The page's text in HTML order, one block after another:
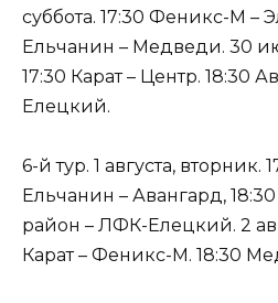
суббота. 17:30 Феникс-М –
Ельчанин – Медведи. 30
17:30 Карат – Центр. 18:30
Елецкий.
6-й тур. 1 августа, вторник.
Ельчанин – Авангард,
район – ЛФК-Елецкий. 2
Карат – Феникс-М. 18:30